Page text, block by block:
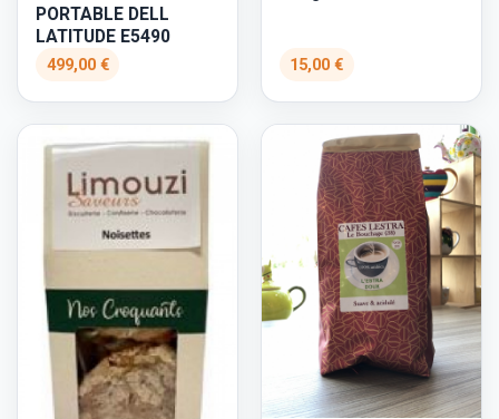
PORTABLE DELL
LATITUDE E5490
499,00 € 15,00 €